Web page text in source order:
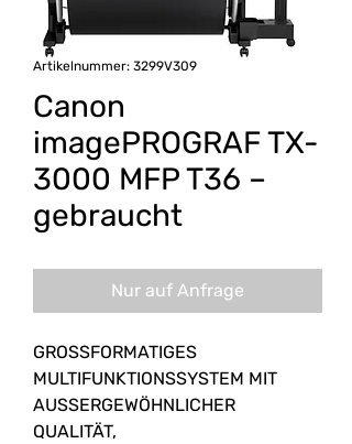
Artikelnummer: 3299V309
Canon
imagePROGRAF TX-
3000 MFP T36 –
gebraucht
Nur auf Anfrage
GROSSFORMATIGES
MULTIFUNKTIONSSYSTEM MIT
AUSSERGEWÖHNLICHER
QUALITÄT,